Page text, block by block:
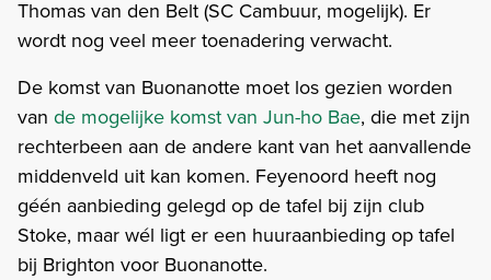
Thomas van den Belt (SC Cambuur, mogelijk). Er
wordt nog veel meer toenadering verwacht.
De komst van Buonanotte moet los gezien worden
van de mogelijke komst van Jun-ho Bae, die met zijn
rechterbeen aan de andere kant van het aanvallende
middenveld uit kan komen. Feyenoord heeft nog
géén aanbieding gelegd op de tafel bij zijn club
Stoke, maar wél ligt er een huuraanbieding op tafel
bij Brighton voor Buonanotte.